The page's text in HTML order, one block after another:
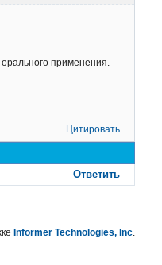
применения.
Цитировать
Ответить
Informer Technologies, Inc.